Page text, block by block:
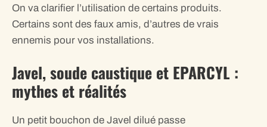
On va clarifier l’utilisation de certains produits.
Certains sont des faux amis, d’autres de vrais
ennemis pour vos installations.
Javel, soude caustique et EPARCYL :
mythes et réalités
Un petit bouchon de Javel dilué passe